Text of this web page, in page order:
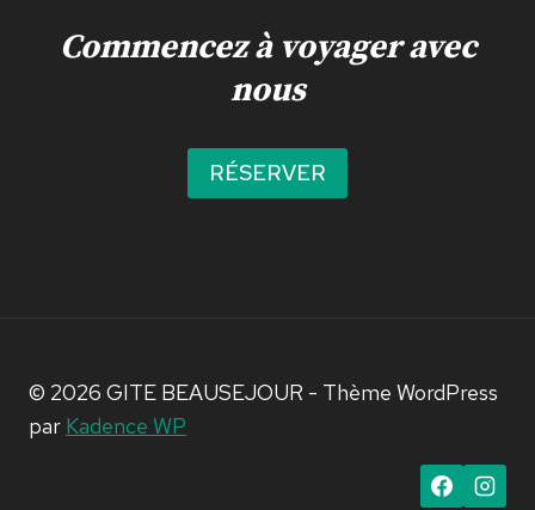
Commencez à voyager avec
nous
RÉSERVER
© 2026 GITE BEAUSEJOUR - Thème WordPress
par Kadence WP